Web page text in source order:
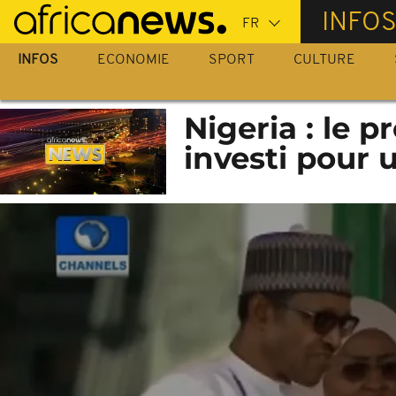
Passer
au
contenu
INFOS
INFOS ECONOMIE SPORT CULTURE
Nigeria : le
investi pour